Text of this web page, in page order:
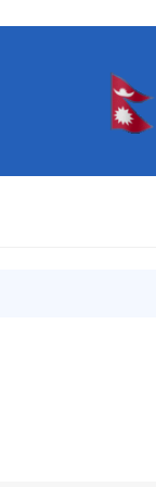
रहने
को